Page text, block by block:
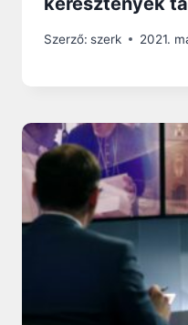
Szerző: szerk 2021.